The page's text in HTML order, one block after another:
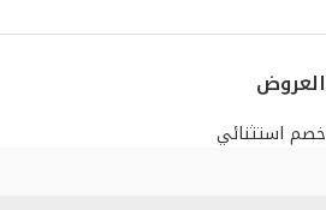
العروض
خصم استثنائي